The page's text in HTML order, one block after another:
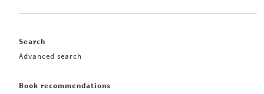
Search
Advanced search
Book recommendations